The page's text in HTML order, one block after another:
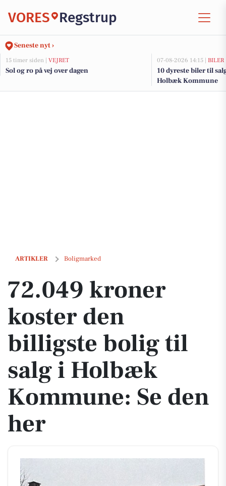
VORES Regstrup
Seneste nyt ›
15 timer siden | VEJRET
Sol og ro på vej over dagen
07-08-2026 14:15 | BILER
10 dyreste biler til
Holbæk Kommune
ARTIKLER Boligmarked
72.049 kroner koster den billigste bolig til salg i Holbæk Kommune:
72.049 kroner
koster den
billigste bolig til
salg i Holbæk
Kommune: Se den
her